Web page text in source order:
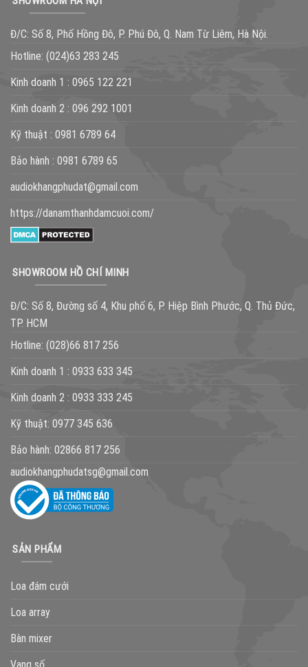
Đ/C: Số 8, Phố Hồng Đô, P. Phú Đô, Q. Nam Từ Liêm, Hà Nội.
Hotline: (024)63 283 245
Kinh doanh 1 : 0965 122 221
Kinh doanh 2 : 096 292 1001
Kỹ thuật : 0981 6789 64
Bảo hành : 0981 6789 65
audiokhangphudat@gmail.com
https://danamthanhdamcuoi.com/
SHOWROOM HỒ CHÍ MINH
Đ/C: Số 8, Đường số 4, Khu phố 6, P. Hiệp Bình Phước, Q. Thủ Đức,
TP. HCM
Hotline: (028)66 817 256
Kinh doanh 1 : 0933 633 345
Kinh doanh 2 : 0933 333 245
Kỹ thuật: 0977 345 636
Bảo hành: 02866 817 256
audiokhangphudatsg@gmail.com
SẢN PHẨM
Loa đám cưới
Loa array
Bàn mixer